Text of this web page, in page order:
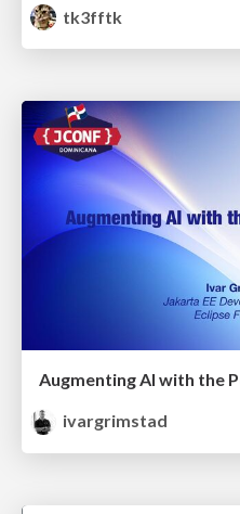
tk3fftk
Augmenting AI with the
ivargrimstad